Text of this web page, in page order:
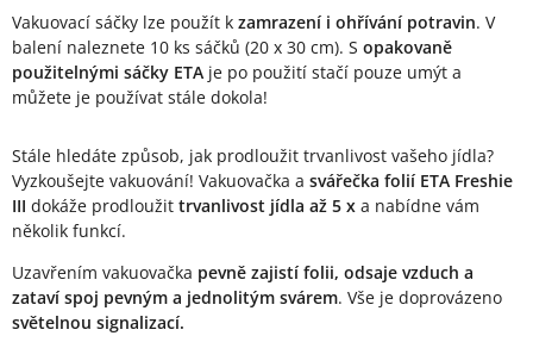
Vakuovací sáčky lze použít k zamrazení i ohřívání potravin. V
balení naleznete 10 ks sáčků (20 x 30 cm). S opakovaně
použitelnými sáčky ETA je po použití stačí pouze umýt a
můžete je používat stále dokola!
Stále hledáte způsob, jak prodloužit trvanlivost vašeho jídla?
Vyzkoušejte vakuování! Vakuovačka a svářečka folií ETA Freshie
III dokáže prodloužit trvanlivost jídla až 5 x a nabídne vám
několik funkcí.
Uzavřením vakuovačka pevně zajistí folii, odsaje vzduch a
zataví spoj pevným a jednolitým svárem. Vše je doprovázeno
světelnou signalizací.